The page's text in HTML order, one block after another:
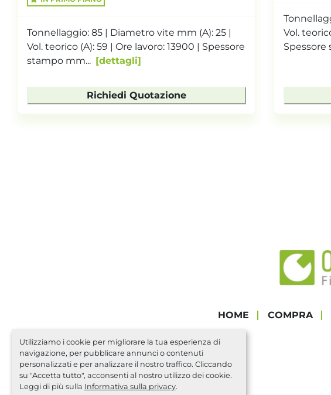
Utilizziamo i cookie per migliorare la tua esperienza di
navigazione, per pubblicare annunci o contenuti
personalizzati e per analizzare il nostro traffico. Cliccando
su "Accetta tutto", acconsenti al nostro utilizzo dei cookie.
Leggi di più sulla Informativa sulla privacy.
(A): 25 |
| Spessore
Tonnellaggio: 100 | Diametro vite mm (A): 40 |
Vol. teorico (A): 201 | Ore lavoro: 13586 |
Spessore stampo ...
dettagli
Richiedi Quotazione
HOME COMPRA